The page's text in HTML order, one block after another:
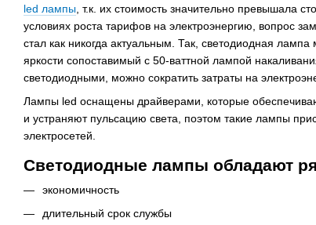
led лампы , т.к. их стоимость значительно превышала
условиях роста тарифов на электроэнергию, вопрос
стал как никогда актуальным. Так, светодиодная
яркости сопоставимый с 50-ваттной лампой
светодиодными, можно сократить затраты на
Лампы led оснащены драйверами, которые
и устраняют пульсацию света, поэтом такие лампы
электросетей.
Светодиодные лампы обладают
экономичность
длительный срок службы